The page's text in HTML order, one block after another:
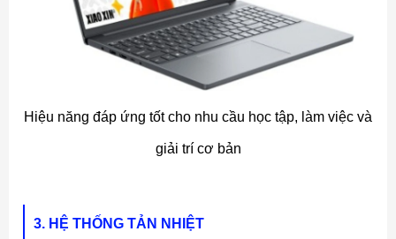
Hiệu năng đáp ứng tốt cho nhu cầu học tập, làm việc và
giải trí cơ bản
3. HỆ THỐNG TẢN NHIỆT